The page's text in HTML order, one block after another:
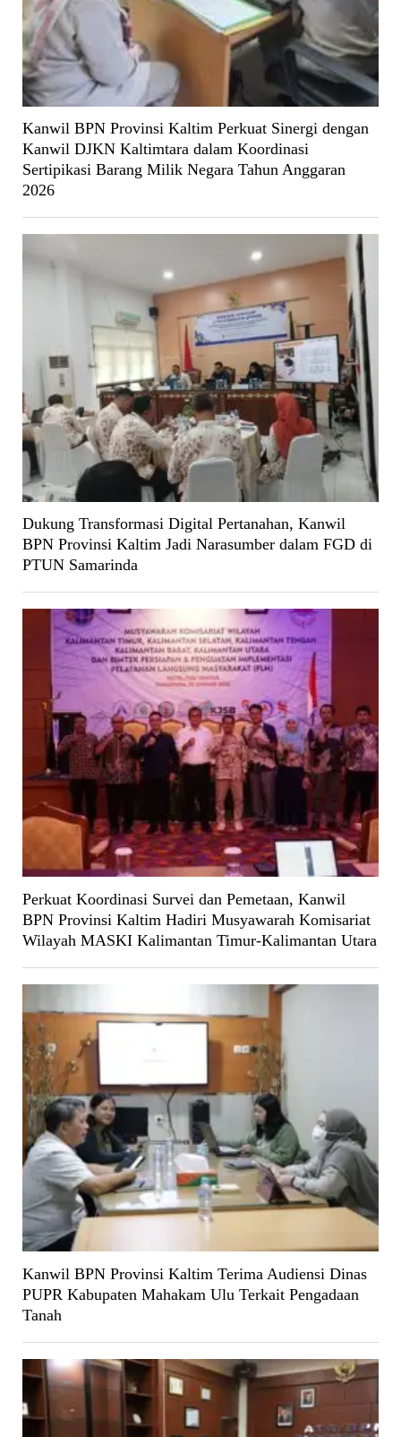
Kanwil BPN Provinsi Kaltim Perkuat Sinergi dengan
Kanwil DJKN Kaltimtara dalam Koordinasi
Sertipikasi Barang Milik Negara Tahun Anggaran
2026
Dukung Transformasi Digital Pertanahan, Kanwil
BPN Provinsi Kaltim Jadi Narasumber dalam FGD di
PTUN Samarinda
Perkuat Koordinasi Survei dan Pemetaan, Kanwil
BPN Provinsi Kaltim Hadiri Musyawarah Komisariat
Wilayah MASKI Kalimantan Timur-Kalimantan Utara
Kanwil BPN Provinsi Kaltim Terima Audiensi Dinas
PUPR Kabupaten Mahakam Ulu Terkait Pengadaan
Tanah